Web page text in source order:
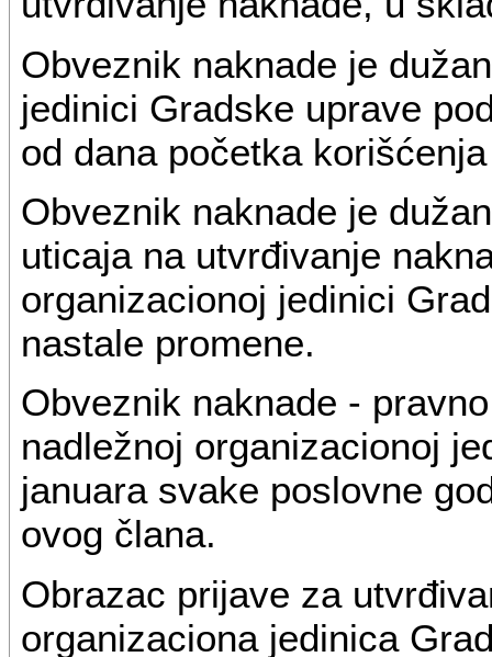
Obveznik naknade je
jedinici Gradske uprave
od dana početka
Obveznik naknade je
uticaja na utvrđivanje
organizacionoj jedinici
nastale promene.
Obveznik naknade -
nadležnoj organizacionoj
januara svake poslovne
ovog člana.
Obrazac prijave za
organizaciona jedinica